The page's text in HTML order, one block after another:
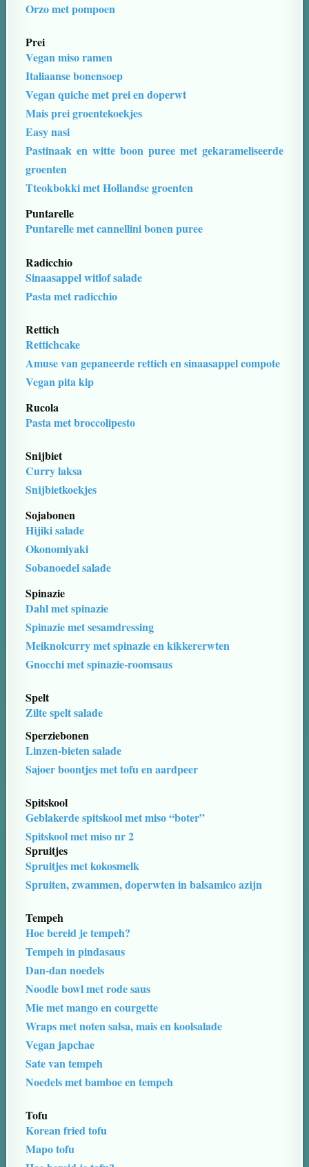
Orzo met pompoen
Prei
Vegan miso ramen
Italiaanse bonensoep
Vegan quiche met prei en doperwt
Mais prei groentekoekjes
Easy nasi
Pastinaak en witte boon puree met gekarameliseerde
groenten
Tteokbokki met Hollandse groenten
Puntarelle
Puntarelle met cannellini bonen puree
Radicchio
Sinaasappel witlof salade
Pasta met radicchio
Rettich
Rettichcake
Amuse van gepaneerde rettich en sinaasappel compote
Vegan pita kip
Rucola
Pasta met broccolipesto
Snijbiet
Curry laksa
Snijbietkoekjes
Sojabonen
Hijiki salade
Okonomiyaki
Sobanoedel salade
Spinazie
Dahl met spinazie
Spinazie met sesamdressing
Meiknolcurry met spinazie en kikkererwten
Gnocchi met spinazie-roomsaus
Spelt
Zilte spelt salade
Sperziebonen
Linzen-bieten salade
Sajoer boontjes met tofu en aardpeer
Spitskool
Geblakerde spitskool met miso “boter”
Spitskool met miso nr 2
Spruitjes
Spruitjes met kokosmelk
Spruiten, zwammen, doperwten in balsamico azijn
Tempeh
Hoe bereid je tempeh?
Tempeh in pindasaus
Dan-dan noedels
Noodle bowl met rode saus
Mie met mango en courgette
Wraps met noten salsa, mais en koolsalade
Vegan japchae
Sate van tempeh
Noedels met bamboe en tempeh
Tofu
Korean fried tofu
Mapo tofu